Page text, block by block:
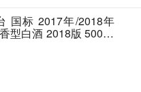
国标 2017年/2018年
型白酒 2018版 500ml